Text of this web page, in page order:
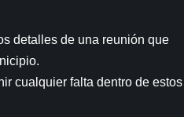
detalles de una reunión que
cualquier falta dentro de estos